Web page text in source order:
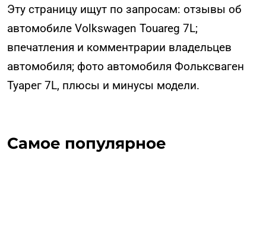
Эту страницу ищут по запросам: отзывы об
автомобиле Volkswagen Touareg 7L;
впечатления и комментрарии владельцев
автомобиля; фото автомобиля Фольксваген
Туарег 7L, плюсы и минусы модели.
Самое популярное